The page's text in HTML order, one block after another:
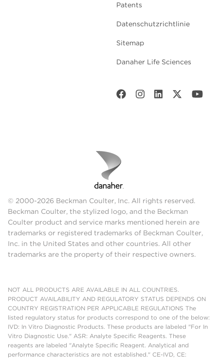
Patents
Datenschutzrichtlinie
Sitemap
Danaher Life Sciences
© 2000-2026 Beckman Coulter, Inc. All rights reserved.
Beckman Coulter, the stylized logo, and the Beckman
Coulter product and service marks mentioned herein are
trademarks or registered trademarks of Beckman Coulter,
Inc. in the United States and other countries. All other
trademarks are the property of their respective owners.
NOT ALL PRODUCTS ARE AVAILABLE IN ALL COUNTRIES.
PRODUCT AVAILABILITY AND REGULATORY STATUS DEPENDS ON
COUNTRY REGISTRATION PER APPLICABLE REGULATIONS The
listed regulatory status for products correspond to one of the below:
IVD: In Vitro Diagnostic Products. These products are labeled "For In
Vitro Diagnostic Use." ASR: Analyte Specific Reagents. These
reagents are labeled "Analyte Specific Reagent. Analytical and
performance characteristics are not established." CE-IVD, CE: